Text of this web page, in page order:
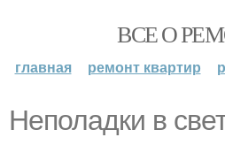
ВСЕ О
главная ремонт квартир
Неполадки в